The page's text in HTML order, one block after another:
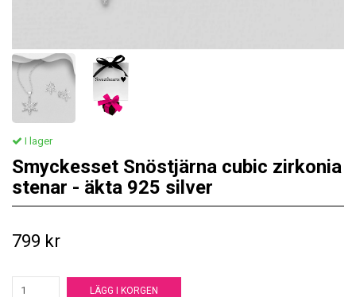
I lager
Smyckesset Snöstjärna cubic zirkonia
stenar - äkta 925 silver
799 kr
LÄGG I KORGEN